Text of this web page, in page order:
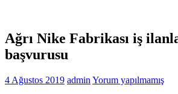
Ağrı Nike Fabrikası iş
başvurusu
4 Ağustos 2019 admin Yorum yapılmamış